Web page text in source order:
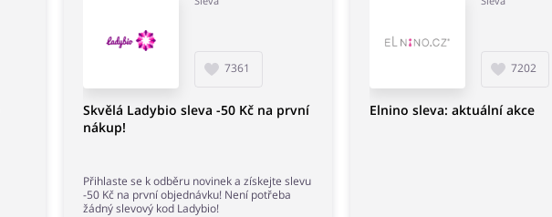
7361
Skvělá Ladybio sleva -50 Kč na první
nákup!
Přihlaste se k odběru novinek a získejte slevu
-50 Kč na první objednávku! Není potřeba
žádný slevový kod Ladybio!
7202
Elnino sleva: aktuální akce